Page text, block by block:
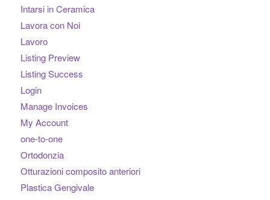
Intarsi in Ceramica
Lavora con Noi
Lavoro
Listing Preview
Listing Success
Login
Manage Invoices
My Account
one-to-one
Ortodonzia
Otturazioni composito anteriori
Plastica Gengivale